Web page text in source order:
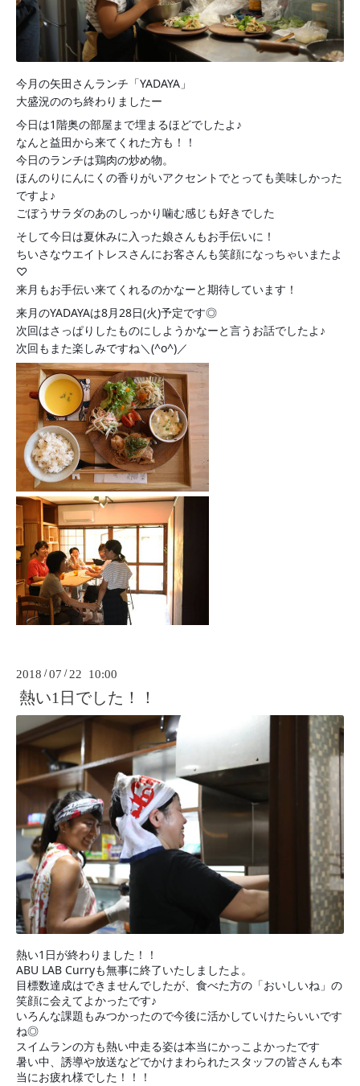
今月の矢田さんランチ「YADAYA」
大盛況ののち終わりましたー
今日は1階奥の部屋まで埋まるほどでしたよ♪
なんと益田から来てくれた方も！！
今日のランチは鶏肉の炒め物。
ほんのりにんにくの香りがいアクセントでとっても美味しかった
ですよ♪
ごぼうサラダのあのしっかり噛む感じも好きでした
そして今日は夏休みに入った娘さんもお手伝いに！
ちいさなウエイトレスさんにお客さんも笑顔になっちゃいまたよ
♡
来月もお手伝い来てくれるのかなーと期待しています！
来月のYADAYAは8月28日(火)予定です◎
次回はさっぱりしたものにしようかなーと言うお話でしたよ♪
次回もまた楽しみですね＼(^o^)／
2018 /07 / 22 10:00
熱い1日でした！！
熱い1日が終わりました！！
ABU LAB Curryも無事に終了いたしましたよ。
目標数達成はできませんでしたが、食べた方の「おいしいね」の
笑顔に会えてよかったです♪
いろんな課題もみつかったので今後に活かしていけたらいいです
ね◎
スイムランの方も熱い中走る姿は本当にかっこよかったです
暑い中、誘導や放送などでかけまわられたスタッフの皆さんも本
当にお疲れ様でした！！！